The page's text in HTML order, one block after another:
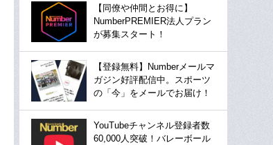
【同僚や仲間とお得に】
NumberPREMIER法人プラン
が募集スタート！
【登録無料】Numberメールマ
ガジン好評配信中。スポーツ
の「今」をメールでお届け！
YouTubeチャンネル登録者数
60,000人突破！バレーボール